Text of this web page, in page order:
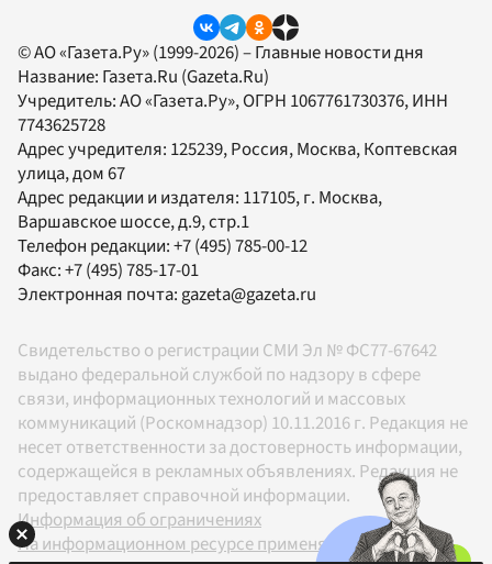
© АО «Газета.Ру» (1999-2026) – Главные новости дня
Название: Газета.Ru (Gazeta.Ru)
Учредитель:АО «Газета.Ру», ОГРН 1067761730376, ИНН
7743625728
Адрес учредителя: 125239, Россия, Москва, Коптевская
улица, дом 67
Адрес редакции и издателя: 117105, г. Москва,
Варшавское шоссе, д.9, стр.1
Телефон редакции:+7 (495) 785-00-12
Факс:+7 (495) 785-17-01
Электронная почта:gazeta@gazeta.ru
Свидетельство о регистрации СМИ Эл № ФС77-67642
выдано федеральной службой по надзору в сфере
связи, информационных технологий и массовых
коммуникаций (Роскомнадзор) 10.11.2016 г. Редакция не
несет ответственности за достоверность информации,
содержащейся в рекламных объявлениях. Редакция не
предоставляет справочной информации.
Информация об ограничениях
На информационном ресурсе применяются